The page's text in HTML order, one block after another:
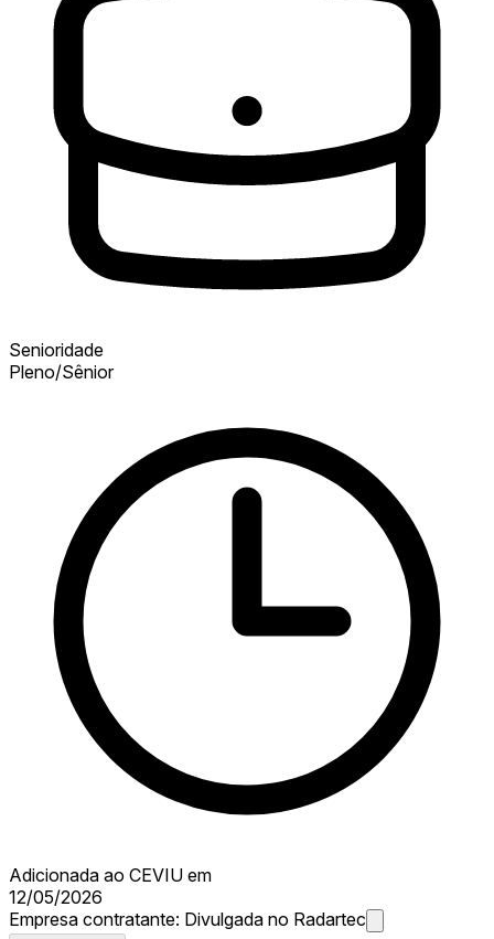
Senioridade
Pleno/Sênior
Adicionada ao CEVIU em
12/05/2026
Empresa contratante: Divulgada no Radartec